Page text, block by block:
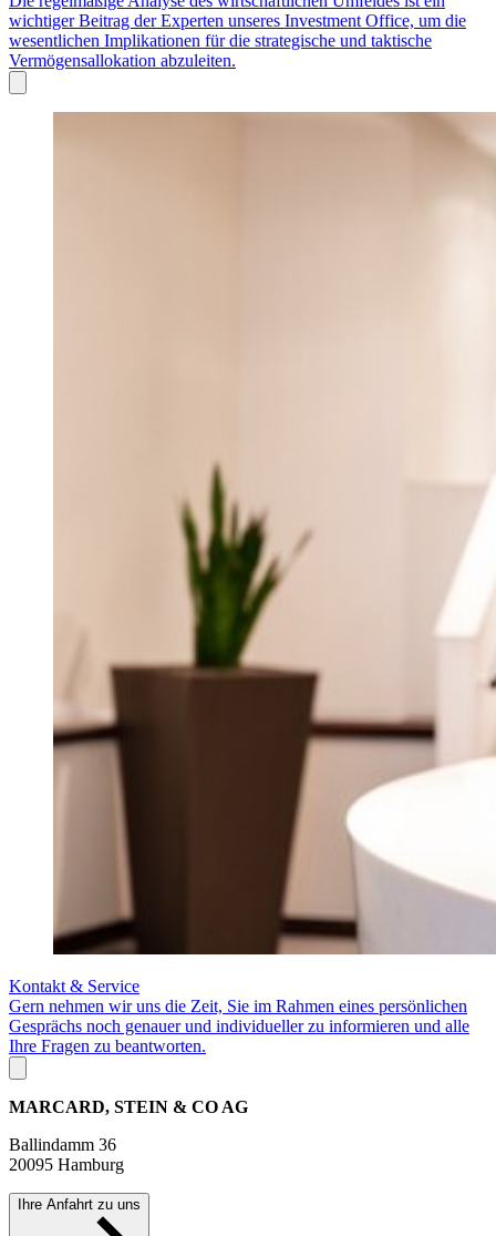
wichtiger Beitrag der Experten unseres Investment Office, um die
wesentlichen Implikationen für die strategische und taktische
Vermögensallokation abzuleiten.
Kontakt & Service
Gern nehmen wir uns die Zeit, Sie im Rahmen eines persönlichen
Gesprächs noch genauer und individueller zu informieren und alle
Ihre Fragen zu beantworten.
MARCARD, STEIN & CO AG
Ballindamm 36
20095 Hamburg
Ihre Anfahrt zu uns